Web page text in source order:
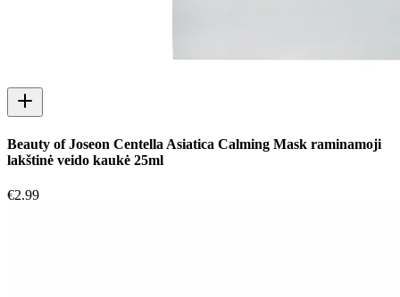
Beauty of Joseon Centella Asiatica Calming Mask raminamoji
lakštinė veido kaukė 25ml
€2.99